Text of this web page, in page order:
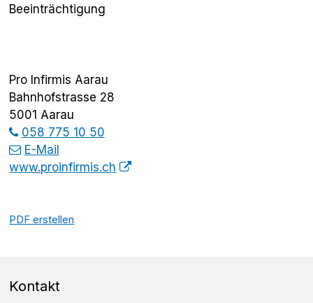
Beeinträchtigung
Pro Infirmis Aarau
Bahnhofstrasse 28
5001 Aarau
058 775 10 50
E-Mail
www.proinfirmis.ch
PDF erstellen
Kontakt